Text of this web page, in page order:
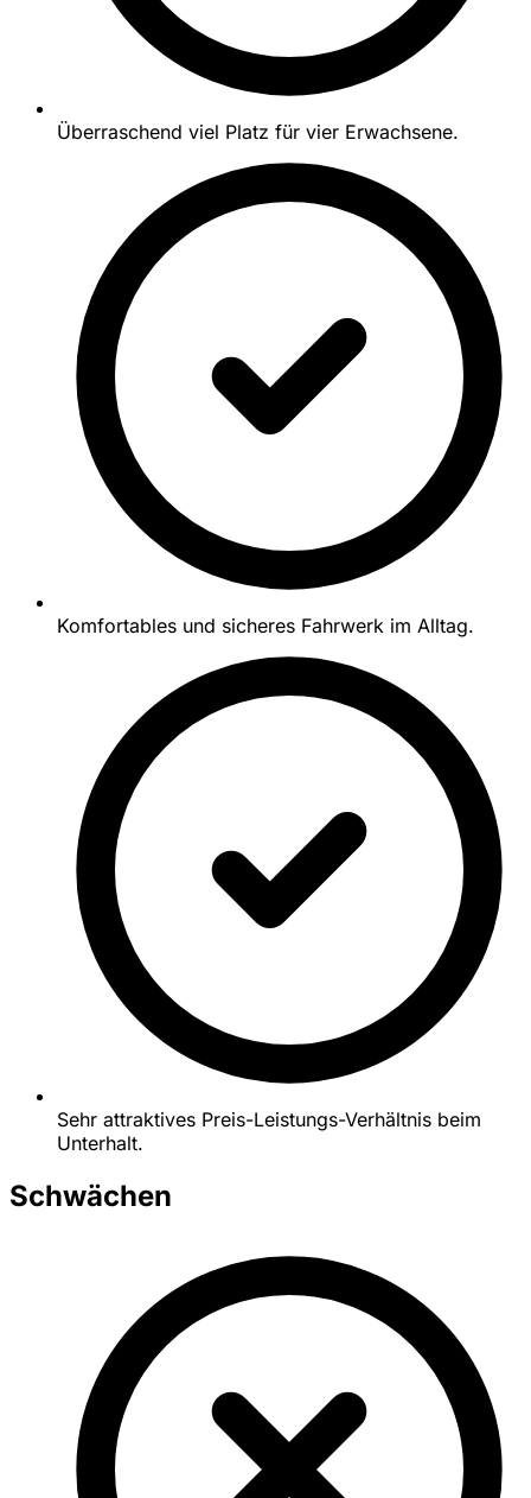
Überraschend viel Platz für vier Erwachsene.
Komfortables und sicheres Fahrwerk im Alltag.
Sehr attraktives Preis-Leistungs-Verhältnis beim
Unterhalt.
Schwächen